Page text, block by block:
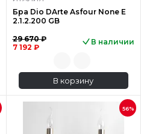
Бра Dio DArte Asfour None E
2.1.2.200 GB
29 670 ₽
7 192 ₽
В наличии
В корзину
56%